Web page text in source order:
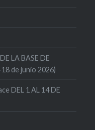
LA BASE DE
de junio 2026)
DEL 1 AL 14 DE